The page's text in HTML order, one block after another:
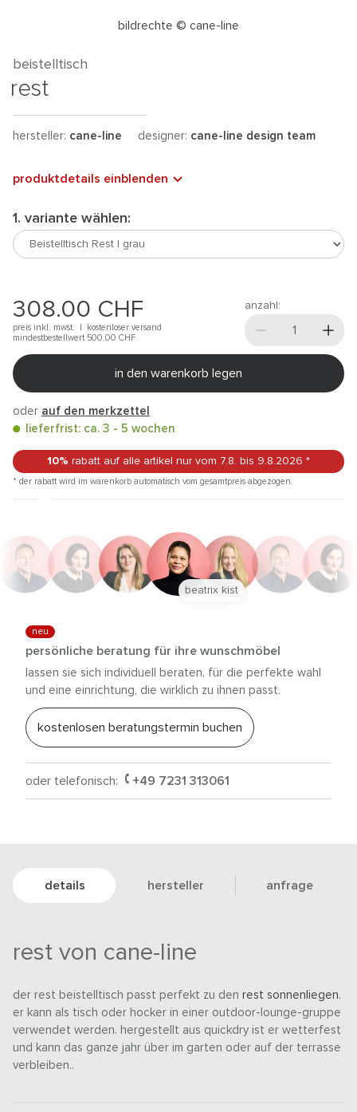
bildrechte © cane-line
beistelltisch
rest
hersteller: cane-line designer: cane-line design team
produktdetails einblenden
1. variante wählen:
308.00 CHF
preis inkl. mwst. |
kostenloser versand
mindestbestellwert 500.00 CHF
anzahl:
in den warenkorb legen
oder auf den merkzettel
lieferfrist: ca. 3 - 5 wochen
10% rabatt auf alle artikel nur vom 7.8. bis 9.8.2026 *
* der rabatt wird im warenkorb automatisch vom gesamtpreis abgezogen.
neu
persönliche beratung für ihre wunschmöbel
lassen sie sich individuell beraten, für die perfekte wahl
und eine einrichtung, die wirklich zu ihnen passt.
kostenlosen beratungstermin buchen
oder telefonisch: +49 7231 313061
beatrix kist
details hersteller anfrage
rest von cane-line
der rest beistelltisch passt perfekt zu denrest sonnenliegen.
er kann als tisch oder hocker in einer outdoor-lounge-gruppe
verwendet werden. hergestellt aus quickdry ist er wetterfest
und kann das ganze jahr über im garten oder auf der terrasse
verbleiben..